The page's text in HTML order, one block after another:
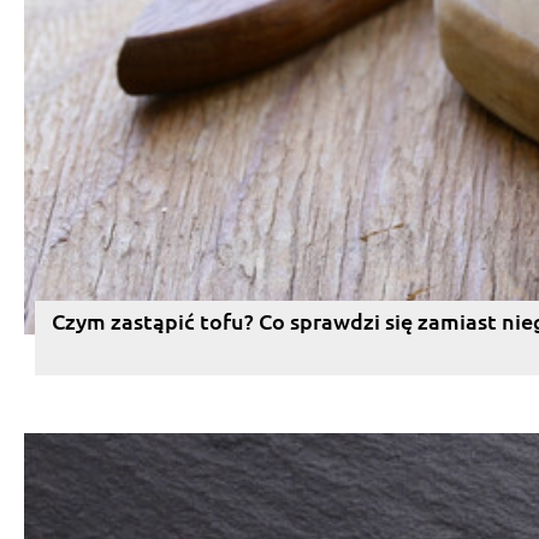
Czym zastąpić tofu? Co sprawdzi się zamiast